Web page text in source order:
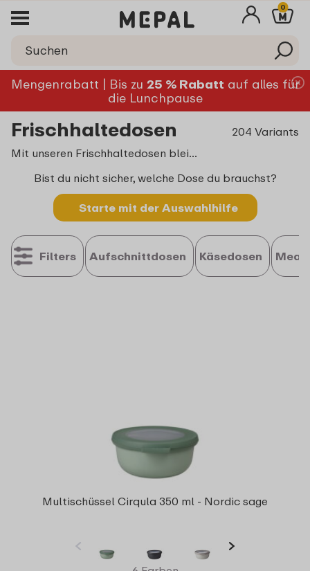
0
Mengenrabatt | Bis zu 25 % Rabatt auf alles für
die Lunchpause
Frischhaltedosen
204 Variants
Mit unseren Frischhaltedosen bleiben alle Speisen länger frisch und lecker. Ob große, kleine Frischhaltedosen, rund oder flach – jede Frischhaltedose mit Deckel ist platzsparend und stapelbar. Ideal für Käse, Wurst, Aufschnitt oder andere Lebensmittel. Auch als attraktive
Bist du nicht sicher, welche Dose du brauchst?
Starte mit der Auswahlhilfe
Filters Aufschnittdosen Käsedosen Meal
Multischüssel Cirqula 350 ml - Nordic sage